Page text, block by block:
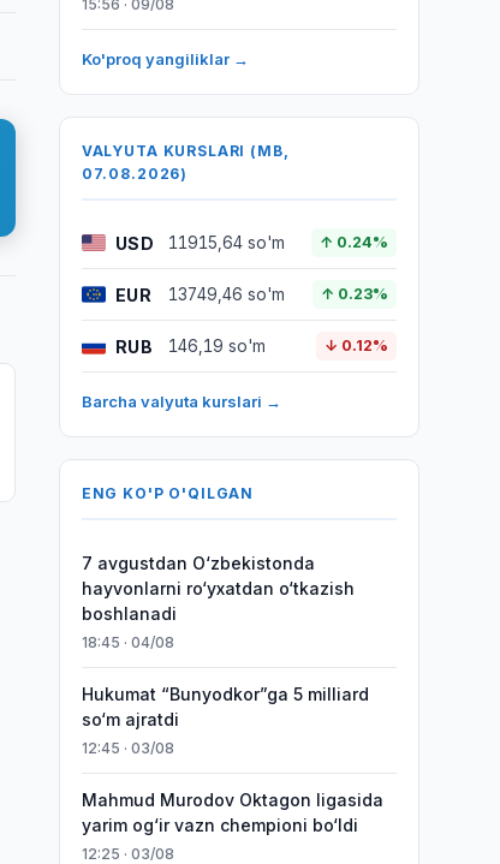
15:56 · 09/08
Ko'proq yangiliklar →
VALYUTA KURSLARI (MB,
07.08.2026)
USD 11915,64 so'm ↑ 0.24%
EUR 13749,46 so'm ↑ 0.23%
RUB 146,19 so'm ↓ 0.12%
Barcha valyuta kurslari →
ENG KO'P O'QILGAN
7 avgustdan O‘zbekistonda
hayvonlarni ro‘yxatdan o‘tkazish
boshlanadi
18:45 · 04/08
Hukumat “Bunyodkor”ga 5 milliard
so‘m ajratdi
12:45 · 03/08
Mahmud Murodov Oktagon ligasida
yarim og‘ir vazn chempioni bo‘ldi
12:25 · 03/08